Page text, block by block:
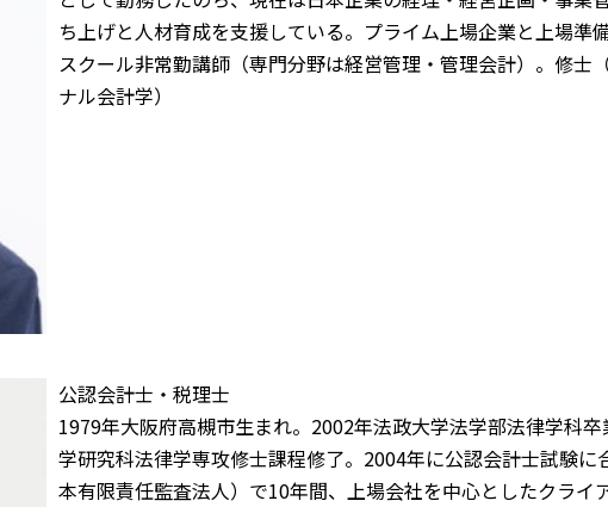
ち上げと人材育成を支援している。プライム上場企業と上場準
スクール非常勤講師（専門分野は経営管理・管理会計）。修士
ナル会計学）
公認会計士・税理士
1979年大阪府高槻市生まれ。2002年法政大学法学部法律学科
学研究科法律学専攻修士課程修了。2004年に公認会計士試験に
本有限責任監査法人）で10年間、上場会社を中心としたクライ